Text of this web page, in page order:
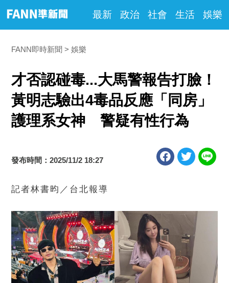
最新 政治 社會 生活 娛樂
FANN即時新聞 娛樂
才否認碰毒...大馬警報告打臉！
黃明志驗出4毒品反應「同房」
護理系女神 警疑有性行為
發布時間：2025/11/2 18:27
記者林書昀／台北報導